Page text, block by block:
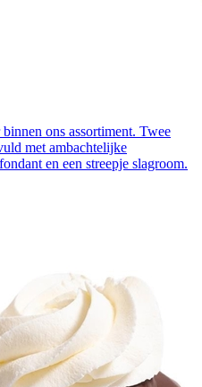
ons assortiment. Twee
met ambachtelijke
en een streepje slagroom.